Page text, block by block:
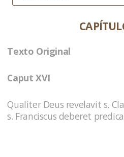
Texto Original
Caput XVI
Qualiter Deus revelavit s.
s. Franciscus deberet